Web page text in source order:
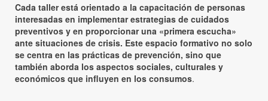
Cada taller está orientado a la capacitación de personas
interesadas en implementar estrategias de cuidados
preventivos y en proporcionar una «primera escucha»
ante situaciones de crisis. Este espacio formativo no solo
se centra en las prácticas de prevención, sino que
también aborda los aspectos sociales, culturales y
económicos que influyen en los consumos.